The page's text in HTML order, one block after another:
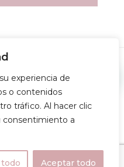
experiencia de
o contenidos
tráfico. Al hacer clic
consentimiento a
todo Aceptar todo
Poussin
Política de envío
de compra
ayuda?